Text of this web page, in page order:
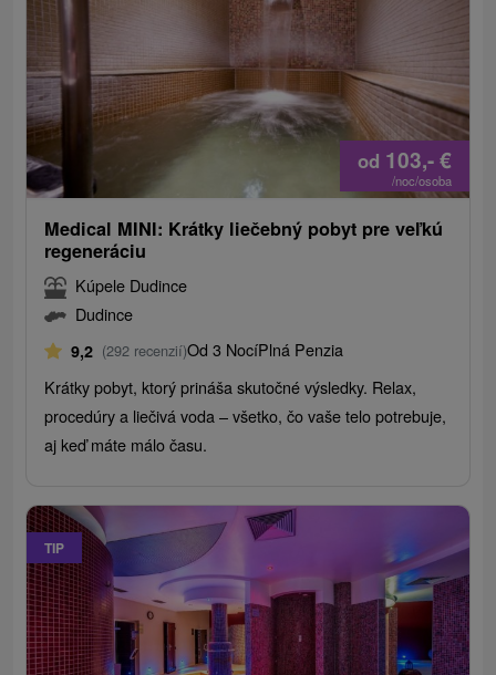
od 103,-€
/noc/osoba
Medical MINI: Krátky liečebný pobyt pre veľkú
regeneráciu
Kúpele Dudince
Dudince
9,2 (292 recenzií)Od 3 NocíPlná Penzia
Krátky pobyt, ktorý prináša skutočné výsledky. Relax,
procedúry a liečivá voda – všetko, čo vaše telo potrebuje,
aj keď máte málo času.
TIP